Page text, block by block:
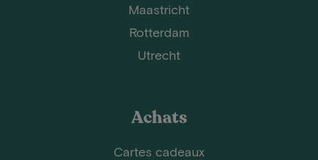
Maastricht
Rotterdam
Utrecht
Achats
Cartes cadeaux